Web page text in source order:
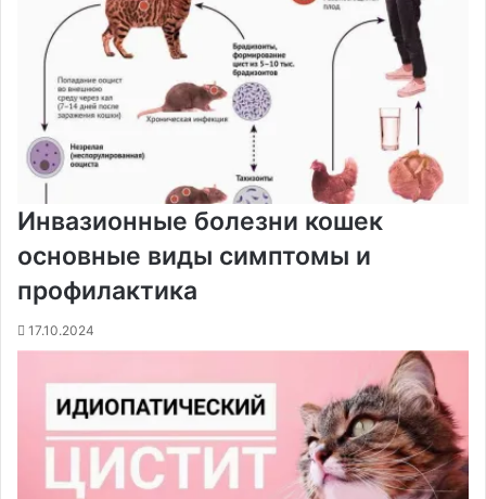
Инвазионные болезни кошек
основные виды симптомы и
профилактика
17.10.2024